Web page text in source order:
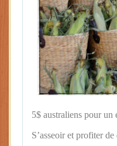
5$ australiens pour
S’asseoir et profiter